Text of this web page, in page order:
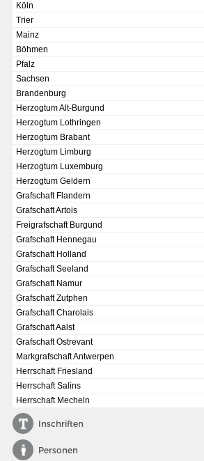
KAISER KARL V.
Wappentafel mit den Wappen Kaiser Karls
DIE NATIONALVERSAMMLUNG IN DER
Fraktionen und Abgeordnete
Details und Debatten
Politische Ziele der Fraktionen
Fragen und Antworten
Köln
Trier
Mainz
Böhmen
Pfalz
Sachsen
Brandenburg
Herzogtum Alt-Burgund
Herzogtum Lothringen
Herzogtum Brabant
Herzogtum Limburg
Herzogtum Luxemburg
Herzogtum Geldern
Grafschaft Flandern
Grafschaft Artois
Freigrafschaft Burgund
Grafschaft Hennegau
Grafschaft Holland
Grafschaft Seeland
Grafschaft Namur
Grafschaft Zutphen
Grafschaft Charolais
Grafschaft Aalst
Grafschaft Ostrevant
Markgrafschaft Antwerpen
Herrschaft Friesland
Herrschaft Salins
Herrschaft Mecheln
Inschriften
Personen